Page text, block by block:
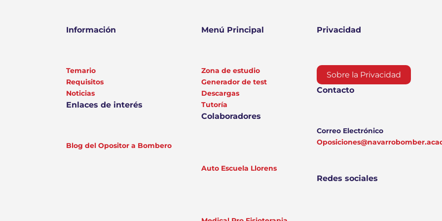
Información
Temario
Requisitos
Noticias
Enlaces de interés
Blog del Opositor a Bombero
Menú Principal
Zona de estudio
Generador de test
Descargas
Tutoría
Colaboradores
Auto Escuela Llorens
Privacidad
Sobre la Privacidad
Contacto
Correo Electrónico
Redes sociales